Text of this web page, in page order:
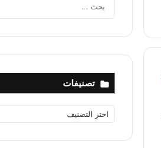
تصنيفات
تصنيفات